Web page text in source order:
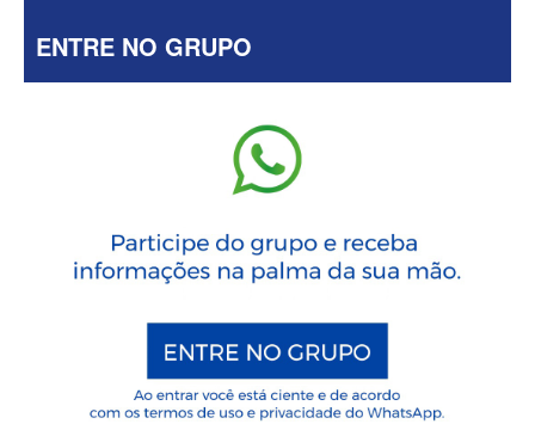
ENTRE NO GRUPO